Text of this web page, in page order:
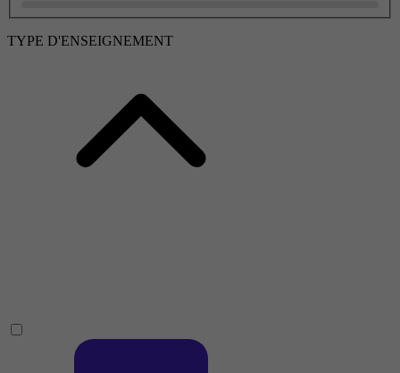
TYPE D'ENSEIGNEMENT